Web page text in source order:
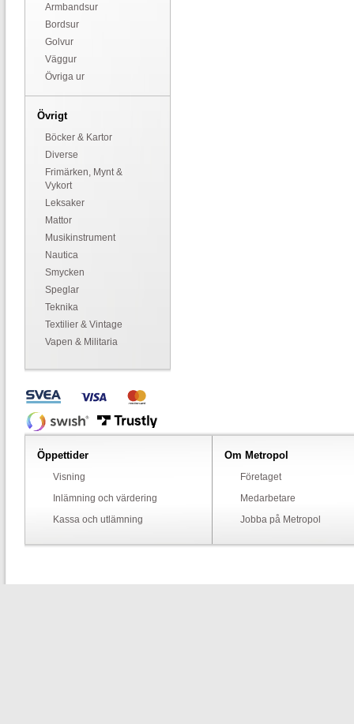
Armbandsur
Bordsur
Golvur
Väggur
Övriga ur
Övrigt
Böcker & Kartor
Diverse
Frimärken, Mynt &
Vykort
Leksaker
Mattor
Musikinstrument
Nautica
Smycken
Speglar
Teknika
Textilier & Vintage
Vapen & Militaria
Öppettider
Visning
Inlämning och värdering
Kassa och utlämning
Om Metropol
Företaget
Medarbetare
Jobba på Metropol